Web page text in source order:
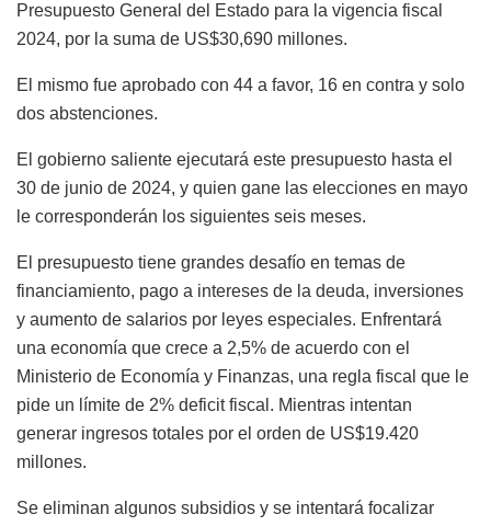
Presupuesto General del Estado para la vigencia fiscal
2024, por la suma de US$30,690 millones.
El mismo fue aprobado con 44 a favor, 16 en contra y solo
dos abstenciones.
El gobierno saliente ejecutará este presupuesto hasta el
30 de junio de 2024, y quien gane las elecciones en mayo
le corresponderán los siguientes seis meses.
El presupuesto tiene grandes desafío en temas de
financiamiento, pago a intereses de la deuda, inversiones
y aumento de salarios por leyes especiales. Enfrentará
una economía que crece a 2,5% de acuerdo con el
Ministerio de Economía y Finanzas, una regla fiscal que le
pide un límite de 2% deficit fiscal. Mientras intentan
generar ingresos totales por el orden de US$19.420
millones.
Se eliminan algunos subsidios y se intentará focalizar